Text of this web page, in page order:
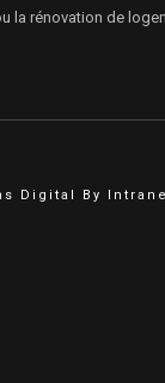
la rénovation de
Digital By